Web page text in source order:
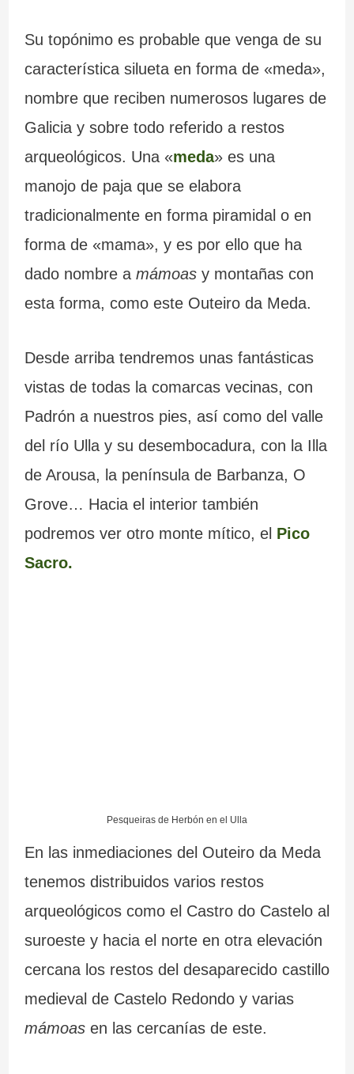
Su topónimo es probable que venga de su
característica silueta en forma de «meda»,
nombre que reciben numerosos lugares de
Galicia y sobre todo referido a restos
arqueológicos. Una «meda» es una
manojo de paja que se elabora
tradicionalmente en forma piramidal o en
forma de «mama», y es por ello que ha
dado nombre a mámoasy montañas con
esta forma, como este Outeiro da Meda.
Desde arriba tendremos unas fantásticas
vistas de todas la comarcas vecinas, con
Padrón a nuestros pies, así como del valle
del río Ulla y su desembocadura, con la Illa
de Arousa, la península de Barbanza, O
Grove… Hacia el interior también
podremos ver otro monte mítico, el Pico
Sacro.
Pesqueiras de Herbón en el Ulla
En las inmediaciones del Outeiro da Meda
tenemos distribuidos varios restos
arqueológicos como el Castro do Castelo al
suroeste y hacia el norte en otra elevación
cercana los restos del desaparecido castillo
medieval de Castelo Redondo y varias
mámoasen las cercanías de este.